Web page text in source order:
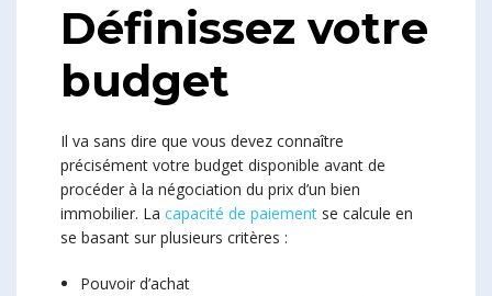
Définissez votre
budget
Il va sans dire que vous devez connaître
précisément votre budget disponible avant de
procéder à la négociation du prix d’un bien
immobilier. La capacité de paiement se calcule en
se basant sur plusieurs critères :
Pouvoir d’achat